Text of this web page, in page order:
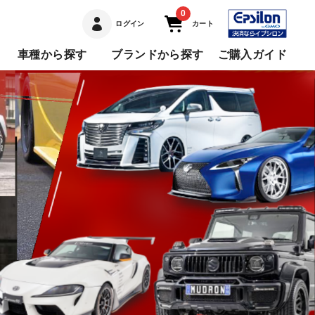
ログイン
0
カート
車種から探す ブランドから探す ご購入ガイド